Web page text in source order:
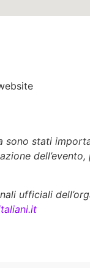
stati
ufficiali